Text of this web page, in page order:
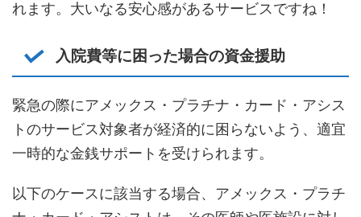
れます。大いなる安心感があるサービスですね！
入院費等に困った場合の資金援助
緊急の際にアメックス・プラチナ・カード・アシス
トのサービス対象者が経済的に困らないよう、適宜
一時的な金銭サポートを受けられます。
以下のケースに該当する場合、アメックス・プラチ